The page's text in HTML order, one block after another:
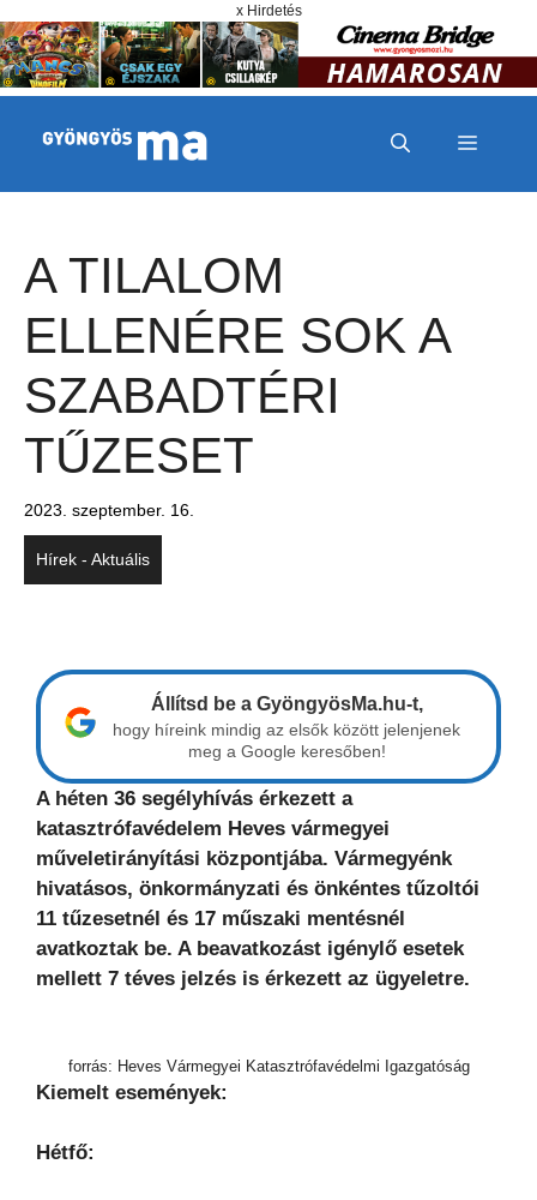
x Hirdetés
MENÜ
A TILALOM
ELLENÉRE SOK A
SZABADTÉRI
TŰZESET
2023. szeptember. 16.
Hírek - Aktuális
Állítsd be a GyöngyösMa.hu-t,
hogy híreink mindig az elsők között jelenjenek
meg a Google keresőben!
A héten 36 segélyhívás érkezett a
katasztrófavédelem Heves vármegyei
műveletirányítási központjába. Vármegyénk
hivatásos, önkormányzati és önkéntes tűzoltói
11 tűzesetnél és 17 műszaki mentésnél
avatkoztak be. A beavatkozást igénylő esetek
mellett 7 téves jelzés is érkezett az ügyeletre.
forrás: Heves Vármegyei Katasztrófavédelmi Igazgatóság
Kiemelt események:
Hétfő: